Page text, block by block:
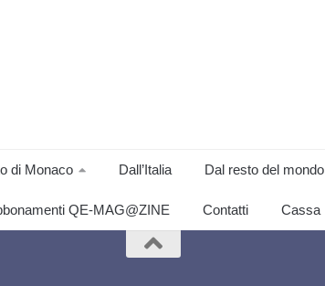
di Monaco Dall’Italia Dal resto del mondo
QE-MAG@ZINE Contatti Cassa